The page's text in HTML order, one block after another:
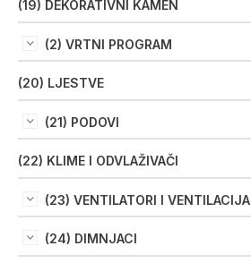
(19) DEKORATIVNI KAMEN
(2) VRTNI PROGRAM
(20) LJESTVE
(21) PODOVI
(22) KLIME I ODVLAŽIVAČI
(23) VENTILATORI I VENTILACIJA
(24) DIMNJACI